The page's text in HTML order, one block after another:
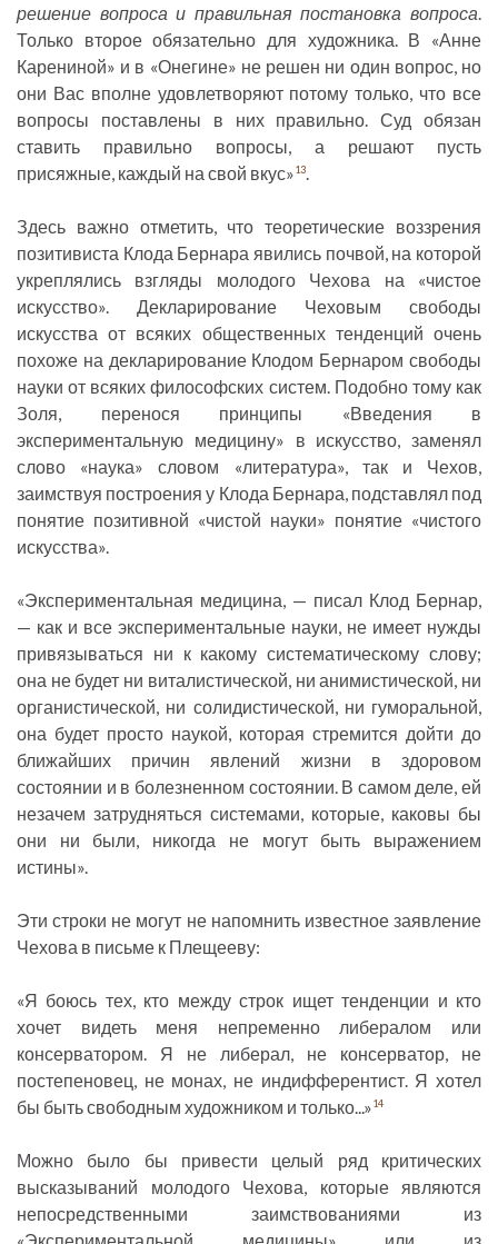
решение вопроса и правильная постановка вопроса
Только второе обязательно для художника. В «Анне
Карениной» и в «Онегине» не решен ни один вопрос, но
они Вас вполне удовлетворяют потому только, что все
вопросы поставлены в них правильно. Суд обязан
ставить правильно вопросы, а решают пусть
присяжные, каждый на свой вкус»13
Здесь важно отметить, что теоретические воззрения
позитивиста Клода Бернара явились почвой, на которой
укреплялись взгляды молодого Чехова на «чистое
искусство». Декларирование Чеховым свободы
искусства от всяких общественных тенденций очень
похоже на декларирование Клодом Бернаром свободы
науки от всяких философских систем. Подобно тому как
Золя, перенося принципы «Введения в
экспериментальную медицину» в искусство, заменял
слово «наука» словом «литература», так и Чехов,
заимствуя построения у Клода Бернара, подставлял под
понятие позитивной «чистой науки» понятие «чистого
искусства».
«Экспериментальная медицина, — писал Клод Бернар,
— как и все экспериментальные науки, не имеет нужды
привязываться ни к какому систематическому слову;
она не будет ни виталистической, ни анимистической, ни
органистической, ни солидистической, ни гуморальной,
она будет просто наукой, которая стремится дойти до
ближайших причин явлений жизни в здоровом
состоянии и в болезненном состоянии. В самом деле, ей
незачем затрудняться системами, которые, каковы бы
они ни были, никогда не могут быть выражением
истины».
Эти строки не могут не напомнить известное заявление
Чехова в письме к Плещееву:
«Я боюсь тех, кто между строк ищет тенденции и кто
хочет видеть меня непременно либералом или
консерватором. Я не либерал, не консерватор, не
постепеновец, не монах, не индифферентист. Я хотел
бы быть свободным художником и только...»14
Можно было бы привести целый ряд критических
высказываний молодого Чехова, которые являются
непосредственными заимствованиями из